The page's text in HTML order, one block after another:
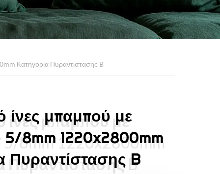
Κατηγορία Πυραντίστασης B
ίνες μπαμπού με
8mm 1220x2800mm
Πυραντίστασης B
ίνες μπαμπού με
8mm 1220x2800mm
Πυραντίστασης B